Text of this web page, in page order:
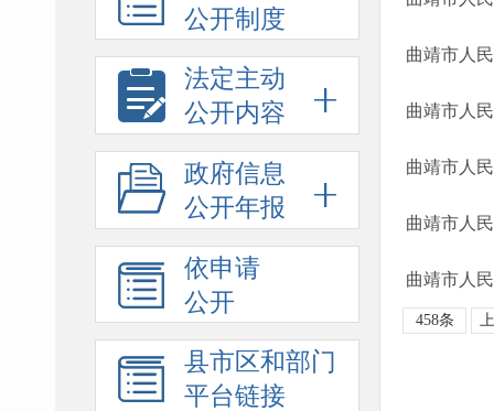
公开制度
法定主动
公开内容
政府信息
公开年报
依申请
公开
县市区和部门
平台链接
曲靖市人
曲靖市人
曲靖市人
曲靖市人
458条